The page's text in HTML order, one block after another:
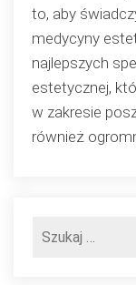
to, aby
medycyny
najlepszych
estetycznej,
w zakresie
również